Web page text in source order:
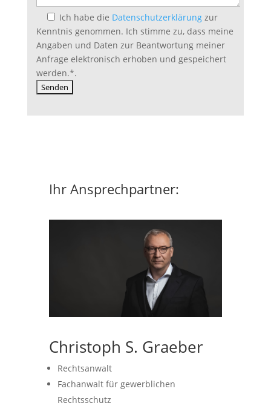
Ich habe die Datenschutzerklärungzur
Kenntnis genommen. Ich stimme zu, dass meine
Angaben und Daten zur Beantwortung meiner
Anfrage elektronisch erhoben und gespeichert
werden.*.
Ihr Ansprechpartner:
Christoph S. Graeber
Rechtsanwalt
Fachanwalt für gewerblichen
Rechtsschutz